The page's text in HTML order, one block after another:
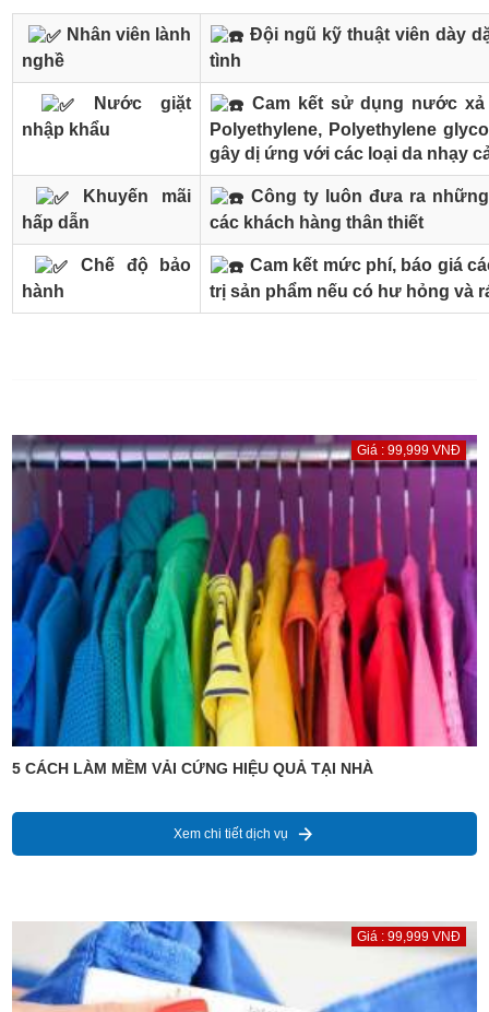
Nhân viên lành
nghề
Đội ngũ kỹ thuật viên dày
tình
Nước giặt
nhập khẩu
Cam kết sử dụng nước
Polyethylene, Polyethylene
gây dị ứng với các loại da nhạy
Khuyến mãi
hấp dẫn
Công ty luôn đưa ra
các khách hàng thân thiết
Chế độ bảo
hành
Cam kết mức phí, báo giá
trị sản phẩm nếu có hư hỏng và
Giá : 99,999 VNĐ
5 CÁCH LÀM MỀM VẢI CỨNG HIỆU QUẢ TẠI NHÀ
Xem chi tiết dịch vụ
Giá : 99,999 VNĐ